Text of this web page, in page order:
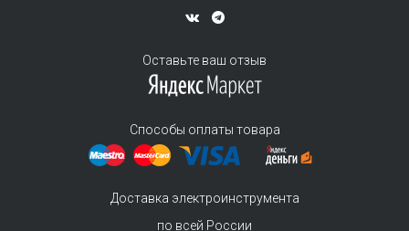
Оставьте ваш отзыв
Способы оплаты товара
Доставка электроинструмента
по всей России